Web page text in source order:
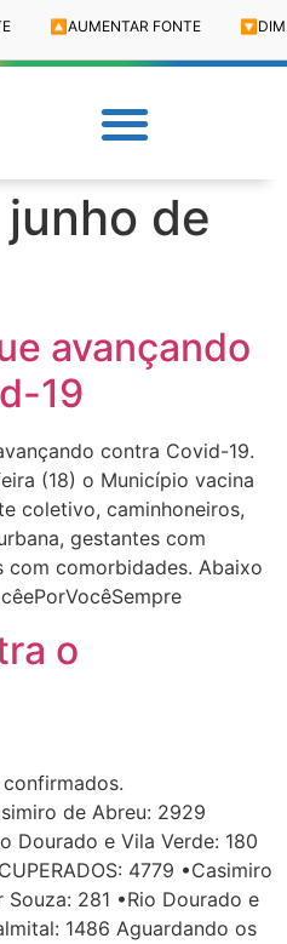
🔼 AUMENTAR FONTE 🔽
de
avançando
19
contra Covid-19.
(18) o Município vacina
coletivo, caminhoneiros,
gestantes com
com comorbidades. Abaixo
o
de Abreu: 2929
Dourado e Vila Verde: 180
4779 •Casimiro
281 •Rio Dourado e
1486 Aguardando os